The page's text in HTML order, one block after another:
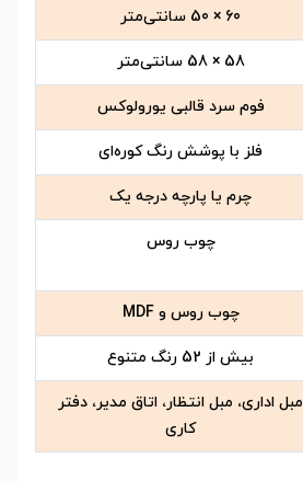
60 × 50 سانتی‌متر
58 × 58 سانتی‌متر
فوم سرد قالبی یورولوکس
فلز با پوشش رنگ کوره‌ای
چرم یا پارچه درجه یک
چوب روس
چوب روس و MDF
بیش از 52 رنگ متنوع
مبل اداری، مبل انتظار، اتاق مدیر، دفتر
کاری